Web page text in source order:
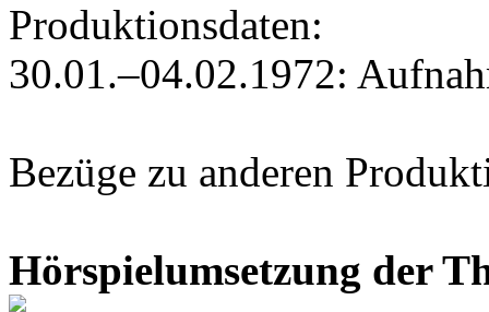
Produktionsdaten:
30.01.–04.02.1972:
Bezüge zu anderen
Hörspielumsetzung der